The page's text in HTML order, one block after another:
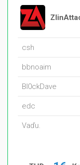
csh
bbnoaim
Bl0ckDave
edc
Vaďu.